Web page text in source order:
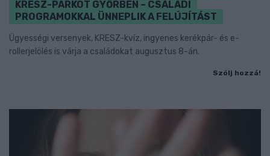
KRESZ-PARKOT GYŐRBEN – CSALÁDI
PROGRAMOKKAL ÜNNEPLIK A FELÚJÍTÁST
Ügyességi versenyek, KRESZ-kvíz, ingyenes kerékpár- és e-
rollerjelölés is várja a családokat augusztus 8-án.
Szólj hozzá!